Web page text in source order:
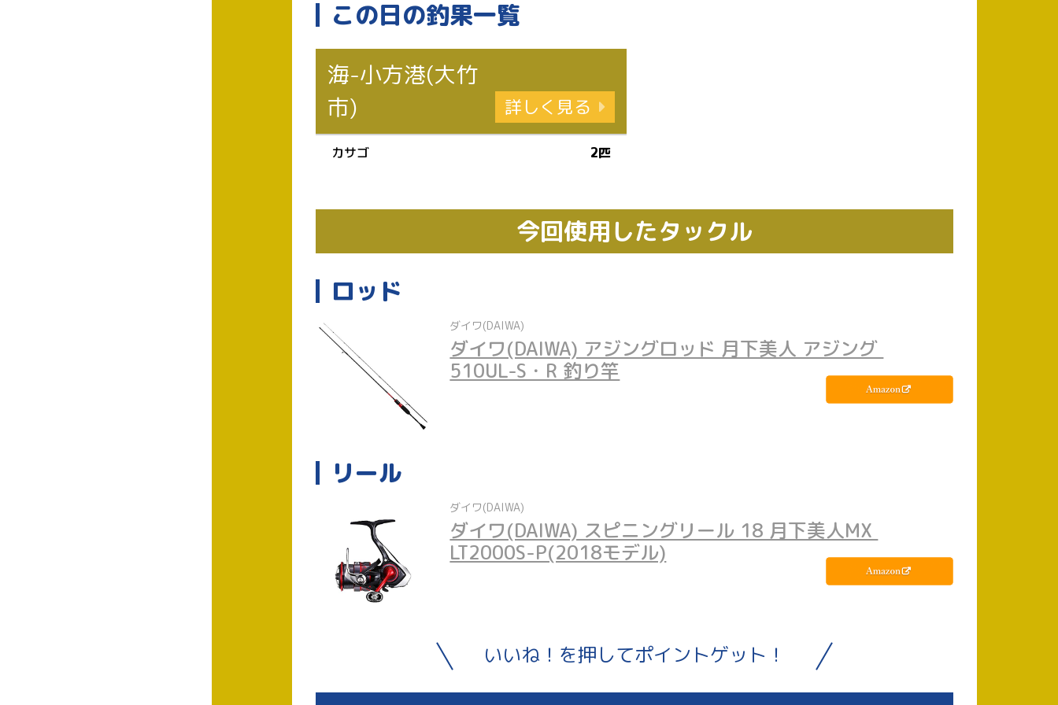
この日の釣果一覧
海-小方港(大竹
市)
詳しく見る
カサゴ 2匹
今回使用したタックル
ロッド
ダイワ(DAIWA)
ダイワ(DAIWA) アジングロッド 月下美人 アジング
510UL-S・R 釣り竿
リール
ダイワ(DAIWA)
ダイワ(DAIWA) スピニングリール 18 月下美人MX
LT2000S-P(2018モデル)
いいね！を押してポイントゲット！